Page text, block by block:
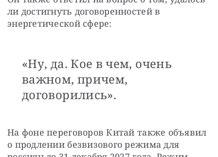
ли достигнуть договоренностей в
энергетической сфере:
«Ну, да. Кое в чем, очень
важном, причем,
договорились».
На фоне переговоров Китай также объявил
о продлении безвизового режима для